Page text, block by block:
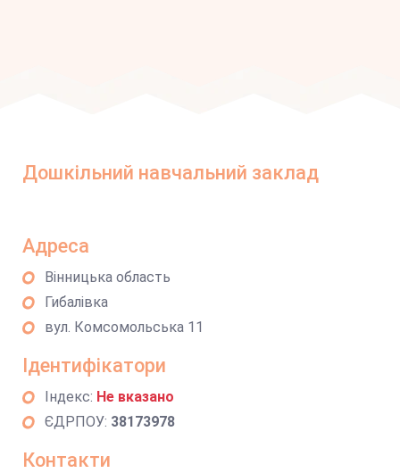
Дошкільний навчальний заклад
Адреса
Вінницька область
Гибалівка
вул. Комсомольська 11
Ідентифікатори
Індекс: Не вказано
ЄДРПОУ: 38173978
Контакти